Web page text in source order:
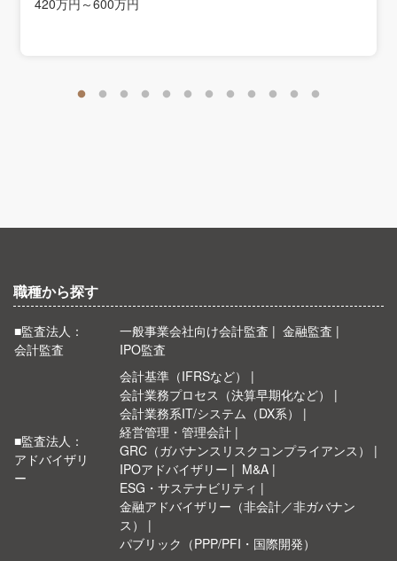
420万円～600万円
職種から探す
■監査法人：
会計監査
一般事業会社向け会計監査
金融監査
IPO監査
■監査法人：
アドバイザリ
ー
会計基準（IFRSなど）
会計業務プロセス（決算早期化など）
会計業務系IT/システム（DX系）
経営管理・管理会計
GRC（ガバナンスリスクコンプライアンス）
IPOアドバイザリー
M&A
ESG・サステナビリティ
金融アドバイザリー（非会計／非ガバナン
ス）
パブリック（PPP/PFI・国際開発）